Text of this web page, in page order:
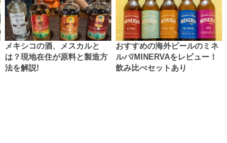
メキシコの酒、メスカルと
は？現地在住が原料と製造方
法を解説!
おすすめの海外ビールのミネ
ルバ/MINERVAをレビュー！
飲み比べセットあり